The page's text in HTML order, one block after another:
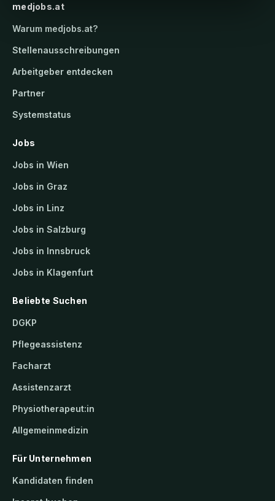
medjobs.at
Warum medjobs.at?
Stellenausschreibungen
Arbeitgeber entdecken
Partner
Systemstatus
Jobs
Jobs in Wien
Jobs in Graz
Jobs in Linz
Jobs in Salzburg
Jobs in Innsbruck
Jobs in Klagenfurt
Beliebte Suchen
DGKP
Pflegeassistenz
Facharzt
Assistenzarzt
Physiotherapeut:in
Allgemeinmedizin
Für Unternehmen
Kandidaten finden